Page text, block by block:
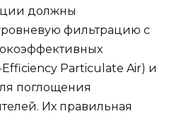
должны
фильтрацию с
Particulate Air) и
поглощения
Их правильная